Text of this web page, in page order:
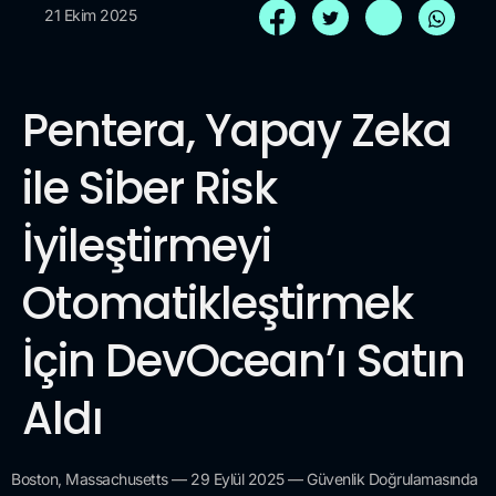
21 Ekim 2025
Pentera, Yapay Zeka
ile Siber Risk
İyileştirmeyi
Otomatikleştirmek
İçin DevOcean’ı Satın
Aldı
Boston, Massachusetts — 29 Eylül 2025 — Güvenlik Doğrulamasında